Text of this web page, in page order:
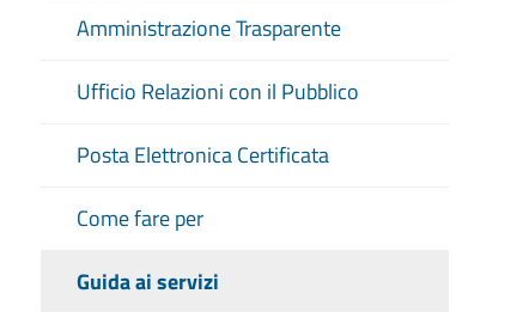
Amministrazione Trasparente
Ufficio Relazioni con il Pubblico
Posta Elettronica Certificata
Come fare per
Guida ai servizi